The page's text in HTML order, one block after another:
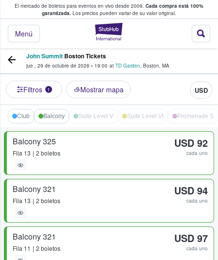
El mercado de boletos para eventos en vivo desde 2009. Cada compra está 100%
garantizada. Los precios pueden variar de su valor original.
StubHub: donde
Menú
fans compran y venden boletos
John Summit Boston Tickets
jue., 29 de octubre de 2026 • 19:00 at TD Garden, Boston, MA
Filtros 1 Mostrar mapa USD
Club Balcony Suite Level V Suite Level VI Promenade S
Balcony 325
Fila 13 2 boletos
USD 92
cada uno
Balcony 321
Fila 13 2 boletos
USD 94
cada uno
Balcony 321
Fila 11 2 boletos
USD 97
cada uno